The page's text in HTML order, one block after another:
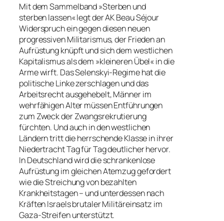
Mit dem Sammelband »Sterben und
sterben lassen« legt der AK Beau Séjour
Widerspruch ein gegen diesen neuen
progressiven Militarismus, der Frieden an
Aufrüstung knüpft und sich dem westlichen
Kapitalismus als dem »kleineren Übel« in die
Arme wirft. Das Selenskyi-Regime hat die
politische Linke zerschlagen und das
Arbeitsrecht ausgehebelt, Männer im
wehrfähigen Alter müssen Entführungen
zum Zweck der Zwangsrekrutierung
fürchten. Und auch in den westlichen
Ländern tritt die herrschende Klasse in ihrer
Niedertracht Tag für Tag deutlicher hervor.
In Deutschland wird die schrankenlose
Aufrüstung im gleichen Atemzug gefordert
wie die Streichung von bezahlten
Krankheitstagen – und unterdessen nach
Kräften Israels brutaler Militäreinsatz im
Gaza-Streifen unterstützt.